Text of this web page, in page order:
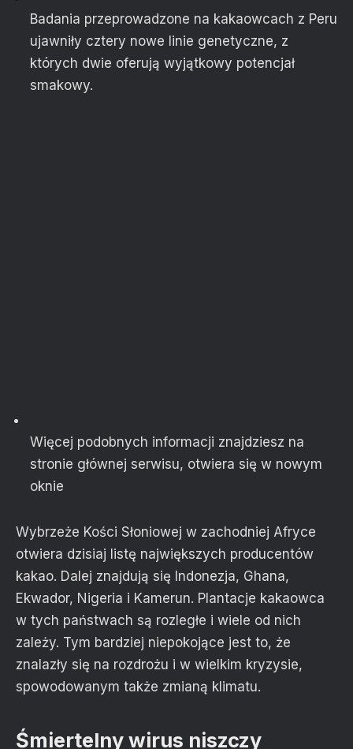
Badania przeprowadzone na kakaowcach z Peru
ujawniły cztery nowe linie genetyczne, z
których dwie oferują wyjątkowy potencjał
smakowy.
Więcej podobnych informacji znajdziesz na
stronie głównej serwisu, otwiera się w nowym
oknie
Wybrzeże Kości Słoniowej w zachodniej Afryce
otwiera dzisiaj listę największych producentów
kakao. Dalej znajdują się Indonezja, Ghana,
Ekwador, Nigeria i Kamerun. Plantacje kakaowca
w tych państwach są rozległe i wiele od nich
zależy. Tym bardziej niepokojące jest to, że
znalazły się na rozdrożu i w wielkim kryzysie,
spowodowanym także zmianą klimatu.
Śmiertelny wirus niszczy